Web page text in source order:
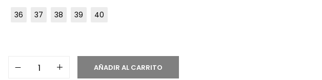
36
37 38 39 40
AÑADIR AL CARRITO